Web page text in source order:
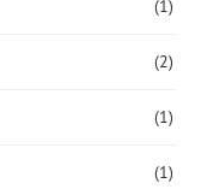
(1)
(2)
(1)
(1)